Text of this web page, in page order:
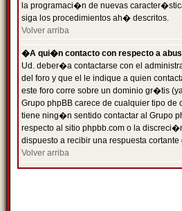
la programaci�n de nuevas
siga los procedimientos ah� descritos.
Volver arriba
�A qui�n contacto con respecto a
Ud. deber�a contactarse con el
del foro y que el le indique a quien
este foro corre sobre un dominio gr�tis
Grupo phpBB carece de cualquier tipo de
tiene ning�n sentido contactar al Grupo
respecto al sitio phpbb.com o la
dispuesto a recibir una respuesta
Volver arriba